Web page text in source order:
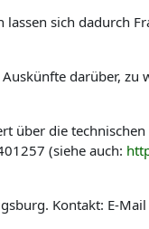
sich dadurch
darüber, zu
über die
(siehe auch:
Kontakt: E-Mail